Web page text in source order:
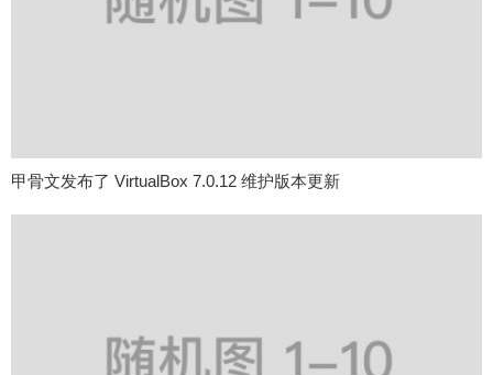
甲骨文发布了 VirtualBox 7.0.12 维护版本更新